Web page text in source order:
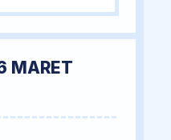
MARET